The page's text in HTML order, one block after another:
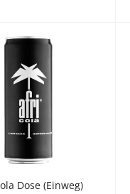
Dose (Einweg)